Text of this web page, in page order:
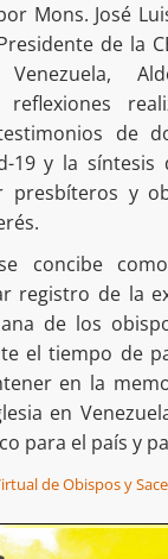
Mons. José
de la
reflexiones
de
19 y la síntesis
presbíteros y
concibe
registro de la
de los
el tiempo de
en la
en
para el país y
de Obispos y